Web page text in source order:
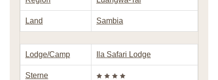
Land Sambia
Lodge/Camp Ila Safari Lodge
Sterne